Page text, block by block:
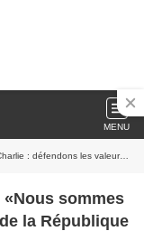
MENU
les valeurs de la République !»
sommes
la République